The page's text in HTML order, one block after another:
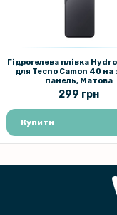
Захисне скло
Гідрогелева плівка
для Tecno Camon 40 на
панель, Матова
299 грн
Купити